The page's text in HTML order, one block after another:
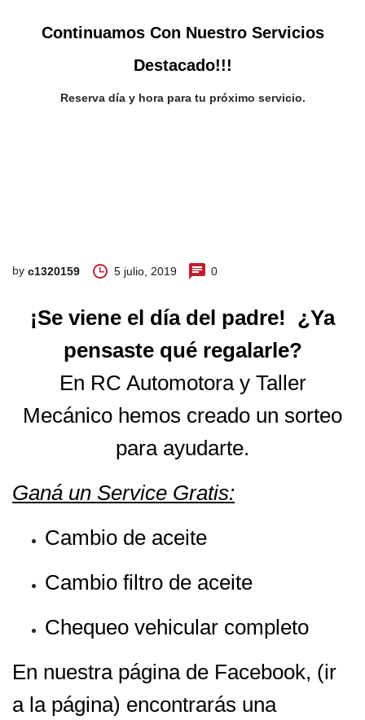
Continuamos Con Nuestro Servicios
Destacado!!!
Reserva día y hora para tu próximo servicio.
by c1320159 5 julio, 2019 0
¡Se viene el día del padre! ¿Ya
pensaste qué regalarle?
En RC Automotora y Taller
Mecánico hemos creado un sorteo
para ayudarte.
Ganá un Service Gratis:
Cambio de aceite
Cambio filtro de aceite
Chequeo vehicular completo
En nuestra página de Facebook, (ir
a la página) encontrarás una